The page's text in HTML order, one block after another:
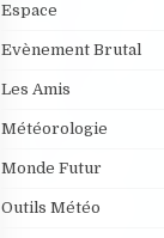
Espace
Evènement Brutal
Les Amis
Météorologie
Monde Futur
Outils Météo